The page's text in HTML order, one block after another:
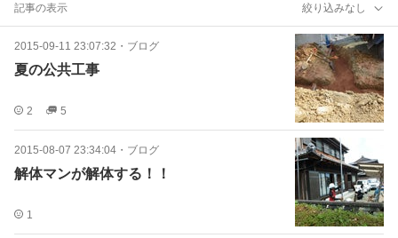
記事の表示 絞り込みなし
2015-09-11 23:07:32 ・ ブログ
夏の公共工事
2 5
2015-08-07 23:34:04 ・ ブログ
解体マンが解体する！！
1